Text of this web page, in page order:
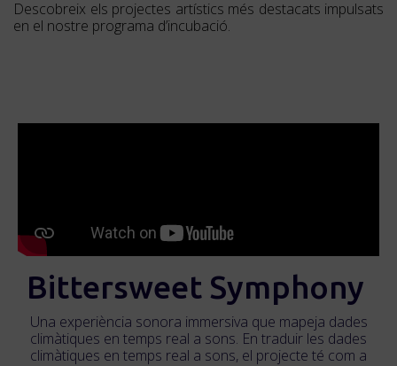
Descobreix els projectes artístics més destacats impulsats
en el nostre programa d’incubació.
Bittersweet Symphony
Una experiència sonora immersiva que mapeja dades
climàtiques en temps real a sons. En traduir les dades
climàtiques en temps real a sons, el projecte té com a